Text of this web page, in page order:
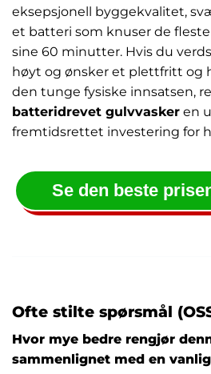
eksepsjonell byggekvalitet,
et batteri som knuser de
sine 60 minutter. Hvis du
høyt og ønsker et plettfritt og
den tunge fysiske innsatsen,
batteridrevet gulvvasker en
fremtidsrettet investering for
Se den beste
Ofte stilte spørsmål
Hvor mye bedre rengjør
sammenlignet med en